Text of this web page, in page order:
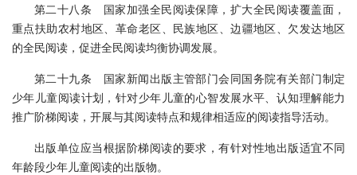
第二十八条 国家加强全民阅读保障，扩大全民阅读覆盖面，
重点扶助农村地区、革命老区、民族地区、边疆地区、欠发达地区
的全民阅读，促进全民阅读均衡协调发展。
第二十九条 国家新闻出版主管部门会同国务院有关部门制定
少年儿童阅读计划，针对少年儿童的心智发展水平、认知理解能力
推广阶梯阅读，开展与其阅读特点和规律相适应的阅读指导活动。
出版单位应当根据阶梯阅读的要求，有针对性地出版适宜不同
年龄段少年儿童阅读的出版物。